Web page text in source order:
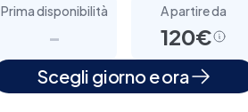
Prima disponibilità
-
A partire da
120€
Scegli giorno e ora